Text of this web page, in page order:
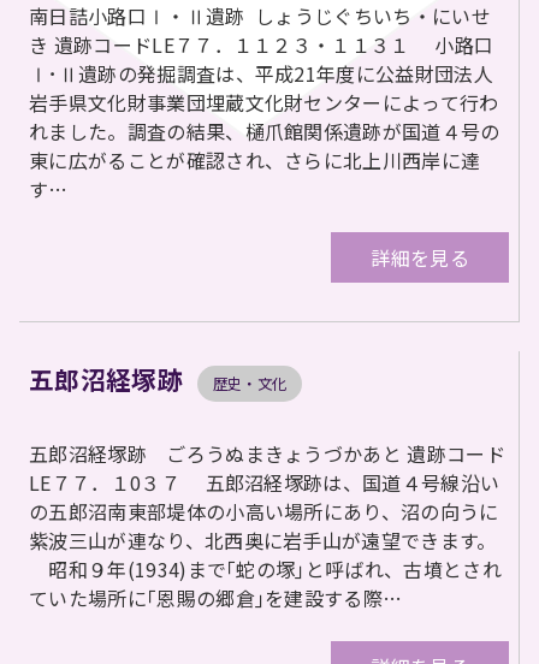
南日詰小路口Ⅰ・Ⅱ遺跡 しょうじぐちいち・にいせ
き 遺跡コードLE７７．１１２３・１１３１ 小路口
Ⅰ･Ⅱ遺跡の発掘調査は、平成21年度に公益財団法人
岩手県文化財事業団埋蔵文化財センターによって行わ
れました。調査の結果、樋爪館関係遺跡が国道４号の
東に広がることが確認され、さらに北上川西岸に達
す…
詳細を見る
五郎沼経塚跡 歴史・文化
五郎沼経塚跡 ごろうぬまきょうづかあと 遺跡コード
LE７７．１0３７ 五郎沼経塚跡は、国道４号線沿い
の五郎沼南東部堤体の小高い場所にあり、沼の向うに
紫波三山が連なり、北西奥に岩手山が遠望できます。
昭和９年(1934)まで｢蛇の塚｣と呼ばれ、古墳とされ
ていた場所に｢恩賜の郷倉｣を建設する際…